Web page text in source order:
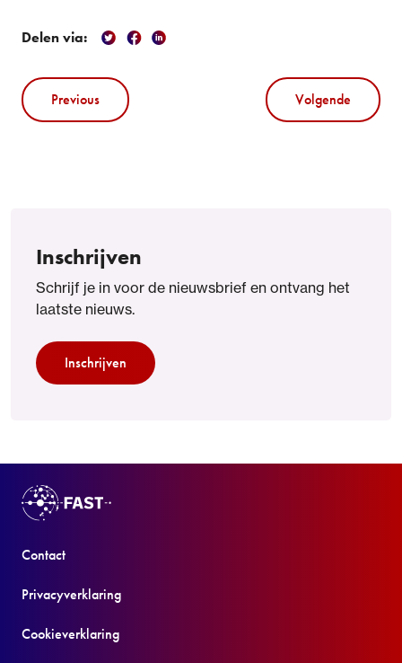
Delen via:
Previous Volgende
Inschrijven
Schrijf je in voor de nieuwsbrief en ontvang het
laatste nieuws.
Inschrijven
Contact
Privacyverklaring
Cookieverklaring